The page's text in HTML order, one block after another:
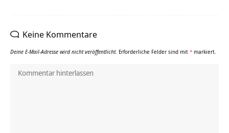
Keine Kommentare
Deine E-Mail-Adresse wird nicht veröffentlicht. Erforderliche Felder sind mit * markiert.